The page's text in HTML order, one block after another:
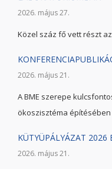
2026. május 27.
Közel száz fő vett részt
2026. május 21.
A BME szerepe
ökoszisztéma építésében
KÜTYÜPÁLYÁZAT 2026
2026. május 21.